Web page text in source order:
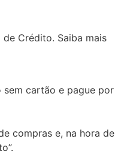
de Crédito. Saiba mais
cartão e pague por
compras e, na hora de